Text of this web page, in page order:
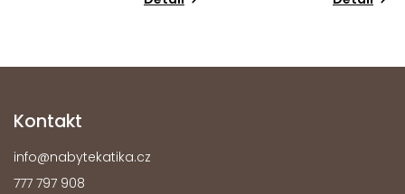
Kontakt
info@nabytekatika.cz
777 797 908